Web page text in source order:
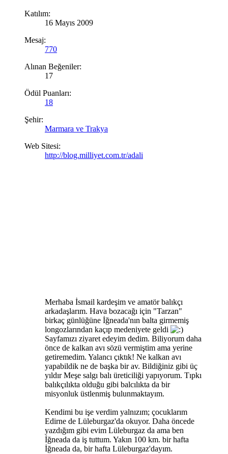
Katılım:
16 Mayıs 2009
Mesaj:
770
Alınan Beğeniler:
17
Ödül Puanları:
18
Şehir:
Marmara ve Trakya
Web Sitesi:
http://blog.milliyet.com.tr/adali
Merhaba İsmail kardeşim ve amatör balıkçı
arkadaşlarım. Hava bozacağı için "Tarzan"
birkaç günlüğüne İğneada'nın balta girmemiş
longozlarından kaçıp medeniyete geldi
Sayfamızı ziyaret edeyim dedim. Biliyorum daha
önce de kalkan avı sözü vermiştim ama yerine
getiremedim. Yalancı çıktık! Ne kalkan avı
yapabildik ne de başka bir av. Bildiğiniz gibi üç
yıldır Meşe salgı balı üreticiliği yapıyorum. Tıpkı
balıkçılıkta olduğu gibi balcılıkta da bir
misyonluk üstlenmiş bulunmaktayım.
Kendimi bu işe verdim yalnızım; çocuklarım
Edirne de Lüleburgaz'da okuyor. Daha öncede
yazdığım gibi evim Lüleburgaz da ama ben
İğneada da iş tuttum. Yakın 100 km. bir hafta
İğneada da, bir hafta Lüleburgaz'dayım.